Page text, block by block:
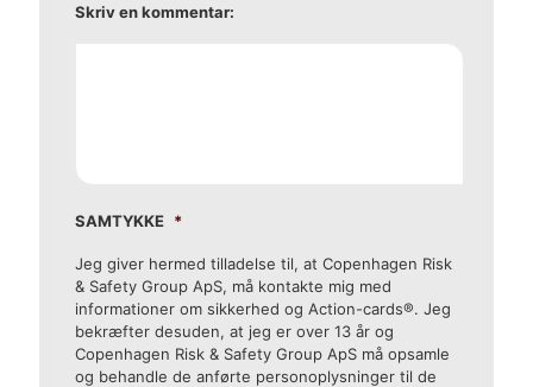
Skriv en kommentar:
SAMTYKKE *
Jeg giver hermed tilladelse til, at Copenhagen Risk
& Safety Group ApS, må kontakte mig med
informationer om sikkerhed og Action-cards®. Jeg
bekræfter desuden, at jeg er over 13 år og
Copenhagen Risk & Safety Group ApS må opsamle
og behandle de anførte personoplysninger til de